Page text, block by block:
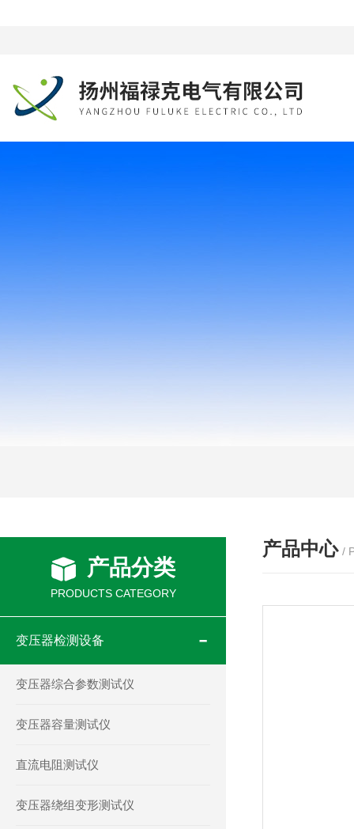
产品分类
PRODUCTS CATEGORY
变压器检测设备
变压器综合参数测试仪
变压器容量测试仪
直流电阻测试仪
变压器绕组变形测试仪
产品中心 /